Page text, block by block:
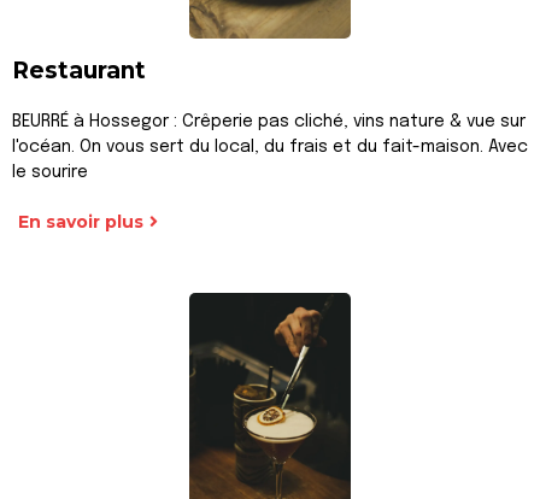
Restaurant
BEURRÉ à Hossegor : Crêperie pas cliché, vins nature & vue sur
l'océan. On vous sert du local, du frais et du fait-maison. Avec
le sourire
En savoir plus